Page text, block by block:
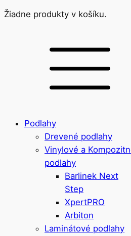
Žiadne produkty v košíku.
Podlahy
Drevené podlahy
Vinylové a
podlahy
Barlinek Next
Step
XpertPRO
Arbiton
Laminátové podlahy